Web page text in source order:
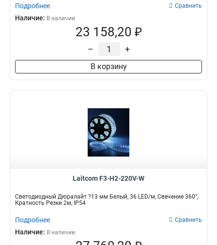
Подробнее Сравнить
Наличие: В наличии
23 158,20 ₽
– +
В корзину
Laitcom F3-H2-220V-W
Светодиодный Дюралайт ?13 мм Белый, 36 LED/м, Свечение 360°,
Кратность Резки 2м, IP54
Подробнее Сравнить
Наличие: В наличии